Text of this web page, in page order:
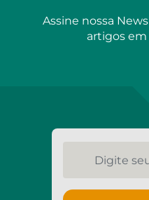
Assine nossa
artigos